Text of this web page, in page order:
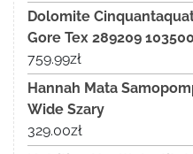
Dolomite
Gore Tex 289209
759.99zł
Hannah Mata
Wide Szary
329.00zł